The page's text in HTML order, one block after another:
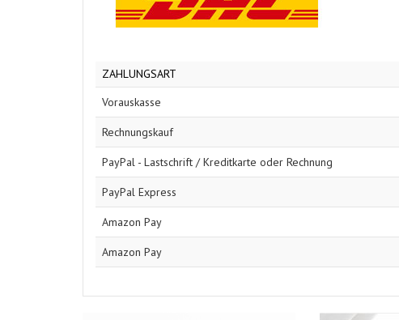
ZAHLUNGSART
Vorauskasse
Rechnungskauf
PayPal - Lastschrift / Kreditkarte oder Rechnung
PayPal Express
Amazon Pay
Amazon Pay